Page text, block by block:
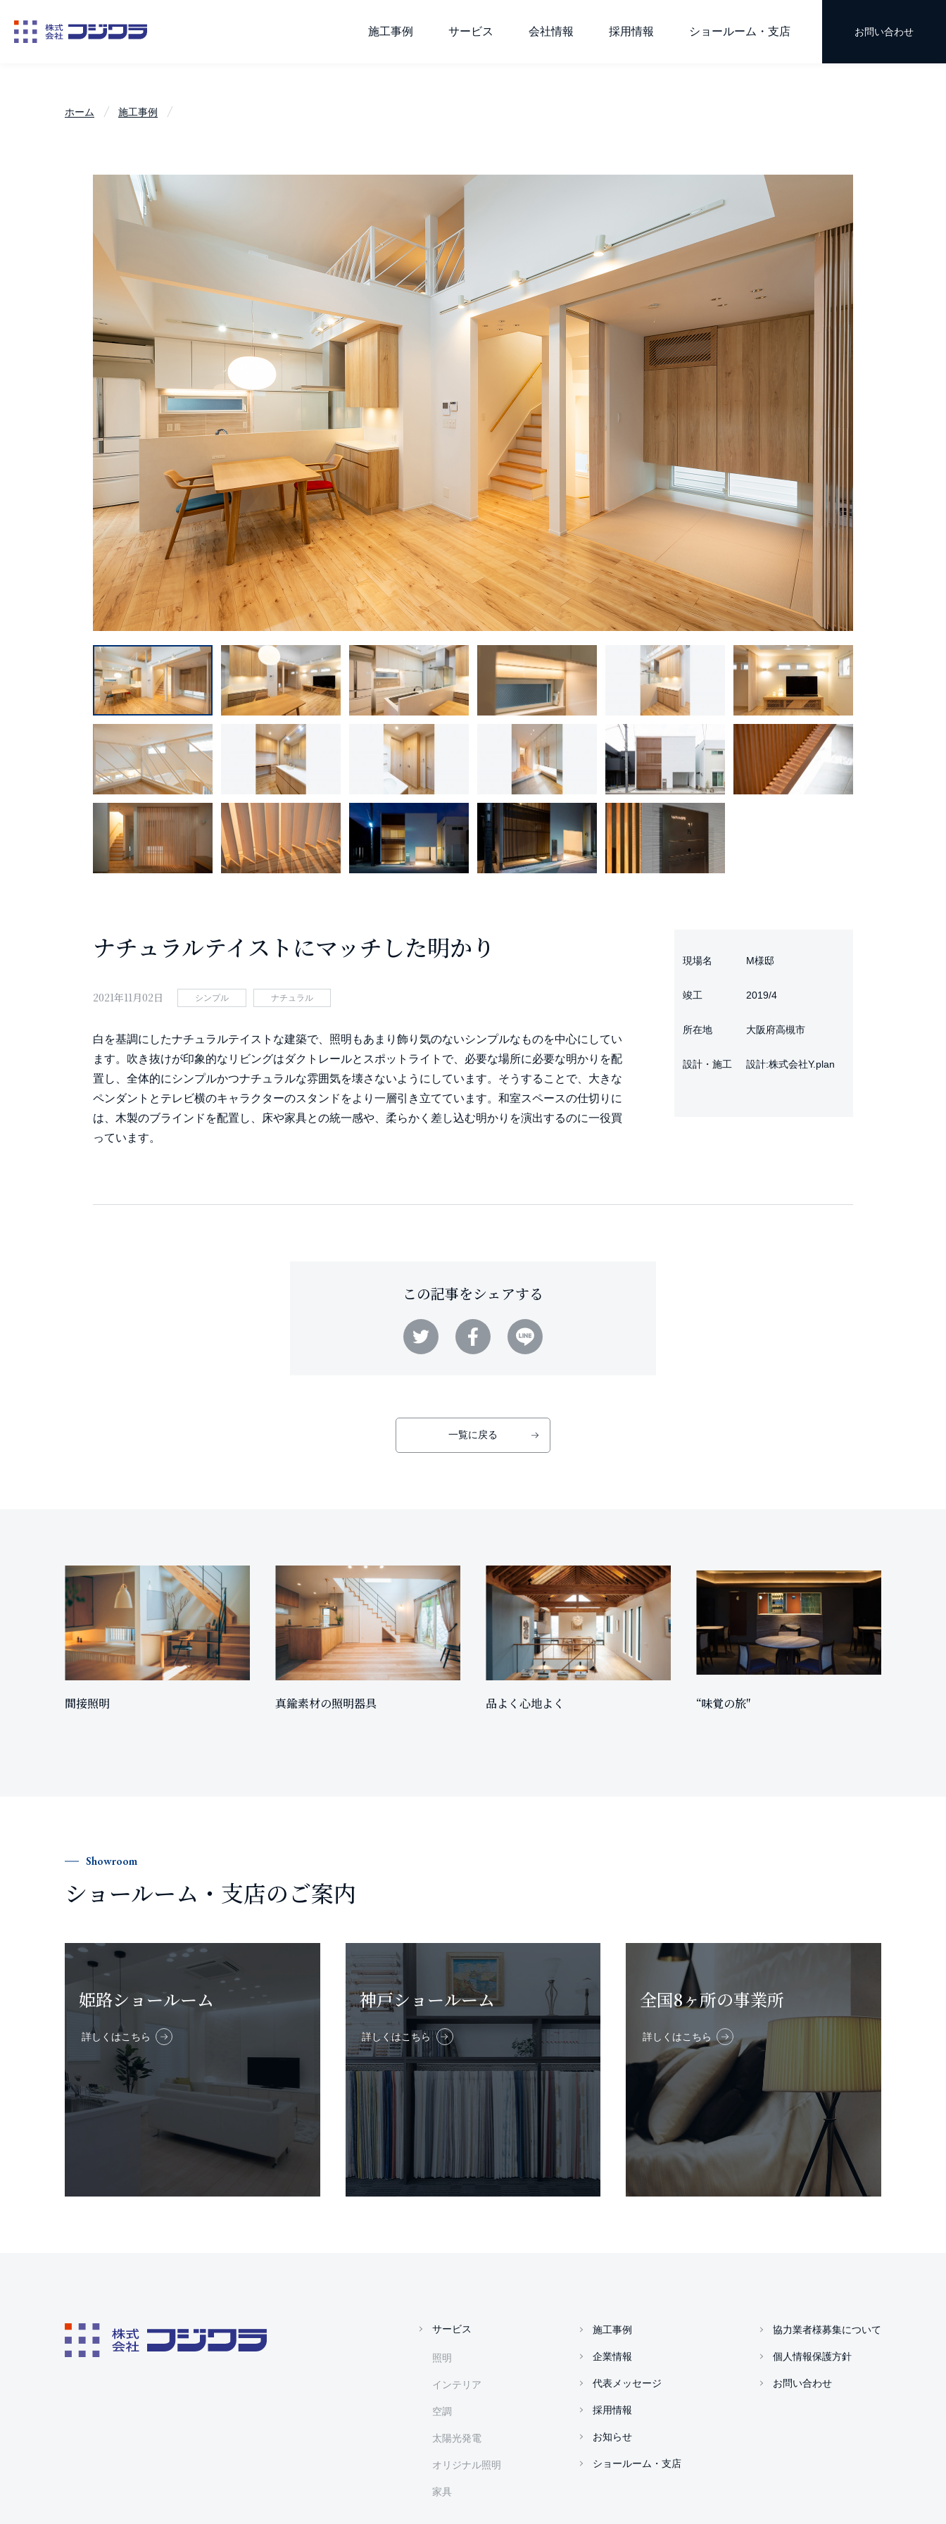
施工事例 サービス 会社情報 採用情報 ショールーム・支店 お問い合わせ
ホーム 施工事例
ナチュラルテイストにマッチした明かり
2021年11月02日 シンプル ナチュラル
白を基調にしたナチュラルテイストな建築で、照明もあまり飾り気のないシンプルなものを中心にしてい
ます。吹き抜けが印象的なリビングはダクトレールとスポットライトで、必要な場所に必要な明かりを配
置し、全体的にシンプルかつナチュラルな雰囲気を壊さないようにしています。そうすることで、大きな
ペンダントとテレビ横のキャラクターのスタンドをより一層引き立てています。和室スペースの仕切りに
は、木製のブラインドを配置し、床や家具との統一感や、柔らかく差し込む明かりを演出するのに一役買
っています。
現場名 M様邸
竣工 2019/4
所在地 大阪府高槻市
設計・施工 設計:株式会社Y.plan
この記事をシェアする
一覧に戻る
間接照明 真鍮素材の照明器具 品よく心地よく “味覚の旅″
Showroom
ショールーム・支店のご案内
姫路ショールーム
詳しくはこちら
神戸ショールーム
詳しくはこちら
全国8ヶ所の事業所
詳しくはこちら
サービス
照明
インテリア
空調
太陽光発電
オリジナル照明
家具
施工事例
企業情報
代表メッセージ
採用情報
お知らせ
ショールーム・支店
協力業者様募集について
個人情報保護方針
お問い合わせ